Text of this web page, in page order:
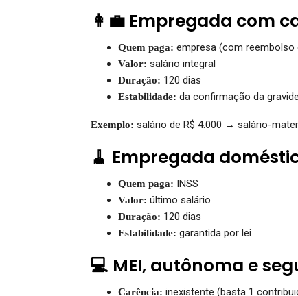
👩‍💼 Empregada com
Quem paga: empresa (com reembolso
Valor: salário integral
Duração: 120 dias
Estabilidade: da confirmação da
Exemplo: salário de R$ 4.000 → salário-
🧹 Empregada
Quem paga: INSS
Valor: último salário
Duração: 120 dias
Estabilidade: garantida por lei
💻 MEI, autônoma e
Carência: inexistente (basta 1